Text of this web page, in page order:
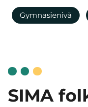
Gymnasienivå
SIMA